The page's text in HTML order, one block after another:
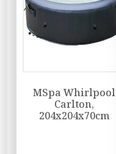
MSpa Whirlpool
Carlton,
204x204x70cm